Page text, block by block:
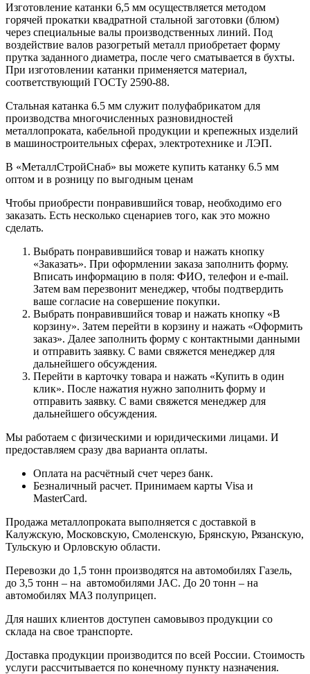
Изготовление катанки 6,5 мм осуществляется методом
горячей прокатки квадратной стальной заготовки (блюм)
через специальные валы производственных линий. Под
воздействие валов разогретый металл приобретает форму
прутка заданного диаметра, после чего сматывается в бухты.
При изготовлении катанки применяется материал,
соответствующий ГОСТу 2590-88.
Стальная катанка 6.5 мм служит полуфабрикатом для
производства многочисленных разновидностей
металлопроката, кабельной продукции и крепежных изделий
в машиностроительных сферах, электротехнике и ЛЭП.
В «МеталлСтройСнаб» вы можете купить катанку 6.5 мм
оптом и в розницу по выгодным ценам
Чтобы приобрести понравившийся товар, необходимо его
заказать. Есть несколько сценариев того, как это можно
сделать.
Выбрать понравившийся товар и нажать кнопку
«Заказать». При оформлении заказа заполнить форму.
Вписать информацию в поля: ФИО, телефон и e-mail.
Затем вам перезвонит менеджер, чтобы подтвердить
ваше согласие на совершение покупки.
Выбрать понравившийся товар и нажать кнопку «В
корзину». Затем перейти в корзину и нажать «Оформить
заказ». Далее заполнить форму с контактными данными
и отправить заявку. С вами свяжется менеджер для
дальнейшего обсуждения.
Перейти в карточку товара и нажать «Купить в один
клик». После нажатия нужно заполнить форму и
отправить заявку. С вами свяжется менеджер для
дальнейшего обсуждения.
Мы работаем с физическими и юридическими лицами. И
предоставляем сразу два варианта оплаты.
Оплата на расчётный счет через банк.
Безналичный расчет. Принимаем карты Visa и
MasterCard.
Продажа металлопроката выполняется с доставкой в
Калужскую, Московскую, Смоленскую, Брянскую, Рязанскую,
Тульскую и Орловскую области.
Перевозки до 1,5 тонн производятся на автомобилях Газель,
до 3,5 тонн – на автомобилями JAC. До 20 тонн – на
автомобилях МАЗ полуприцеп.
Для наших клиентов доступен самовывоз продукции со
склада на свое транспорте.
Доставка продукции производится по всей России. Стоимость
услуги рассчитывается по конечному пункту назначения.